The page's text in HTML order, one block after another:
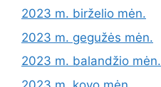
2023 m. birželio mėn.
2023 m. gegužės mėn.
2023 m. balandžio mėn.